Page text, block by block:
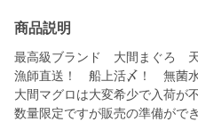
商品説明
最高級ブランド 大間まぐろ 天
漁師直送！ 船上活〆！ 無菌水
大間マグロは大変希少で入荷が
数量限定ですが販売の準備がで